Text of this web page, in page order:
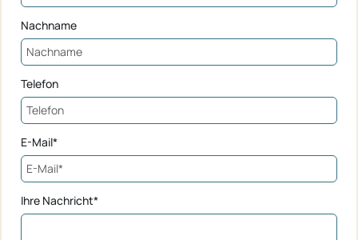
Nachname
Telefon
E-Mail*
Ihre Nachricht*